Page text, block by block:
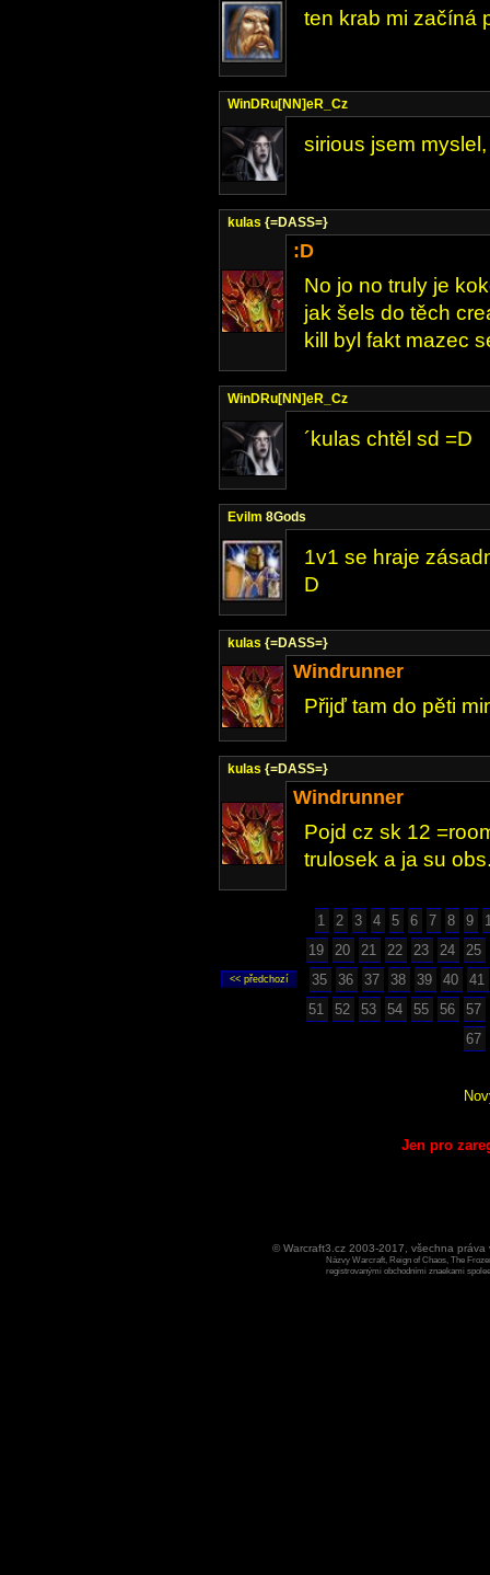
ten krab mi začíná
WinDRu[NN]eR_Cz
sirious jsem
kulas {=DASS=}
:D
No jo no truly je
jak šels do těch
kill byl fakt mazec
WinDRu[NN]eR_Cz
´kulas chtěl sd =D
Evilm 8Gods
1v1 se hraje
D
kulas {=DASS=}
Windrunner
Přijď tam do pěti
kulas {=DASS=}
Windrunner
Pojd cz sk 12
trulosek a ja su
1 2 3 4 5 6 7 8 9
19
20 21 22 23 24
25
35
36 37 38 39 40
41
51
52 53 54 55 56
57
67
Jen pro
© Warcraft3.cz 2003-2017, všechna
Názvy Warcraft, Reign of Chaos, The
registrovanými obchodními znaekami